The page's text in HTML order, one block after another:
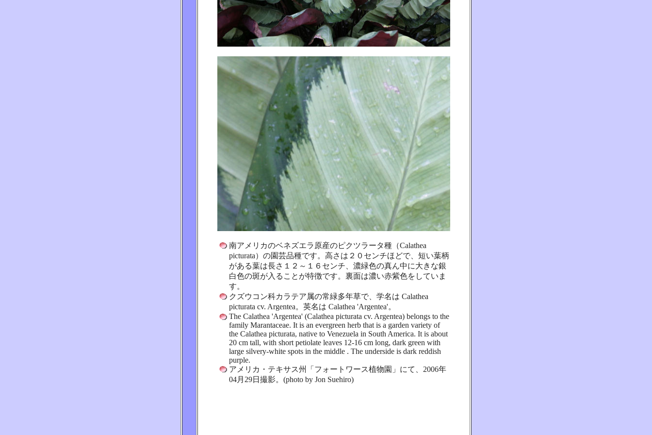
南アメリカのベネズエラ原産のピクツラータ種（Calathea
picturata）の園芸品種です。高さは２０センチほどで、短い葉柄
がある葉は長さ１２～１６センチ、濃緑色の真ん中に大きな銀
白色の斑が入ることが特徴です。裏面は濃い赤紫色をしていま
す。
クズウコン科カラテア属の常緑多年草で、学名は Calathea
picturata cv. Argentea。英名は Calathea 'Argentea'。
The Calathea 'Argentea' (Calathea picturata cv. Argentea) belongs to the
family Marantaceae. It is an evergreen herb that is a garden variety of
the Calathea picturata, native to Venezuela in South America. It is about
20 cm tall, with short petiolate leaves 12-16 cm long, dark green with
large silvery-white spots in the middle . The underside is dark reddish
purple.
アメリカ・テキサス州「フォートワース植物園」にて、2006年
04月29日撮影。(photo by Jon Suehiro)